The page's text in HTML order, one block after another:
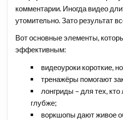
комментарии. Иногда видео
утомительно. Зато результат
Вот основные элементы,
эффективным:
видеоуроки короткие,
тренажёры помогают
лонгриды – для тех,
глубже;
воркшопы дают живое